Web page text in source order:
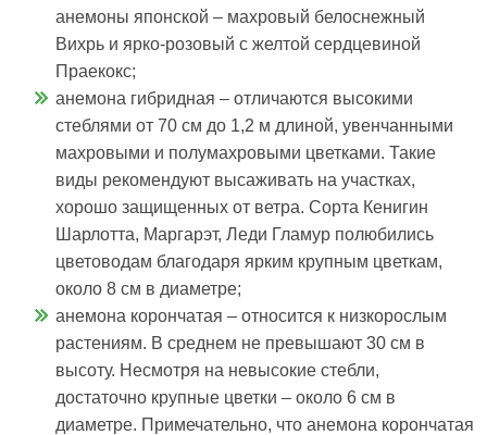
анемоны японской – махровый белоснежный
Вихрь и ярко-розовый с желтой сердцевиной
Праекокс;
анемона гибридная – отличаются высокими
стеблями от 70 см до 1,2 м длиной, увенчанными
махровыми и полумахровыми цветками. Такие
виды рекомендуют высаживать на участках,
хорошо защищенных от ветра. Сорта Кенигин
Шарлотта, Маргарэт, Леди Гламур полюбились
цветоводам благодаря ярким крупным цветкам,
около 8 см в диаметре;
анемона корончатая – относится к низкорослым
растениям. В среднем не превышают 30 см в
высоту. Несмотря на невысокие стебли,
достаточно крупные цветки – около 6 см в
диаметре. Примечательно, что анемона корончатая